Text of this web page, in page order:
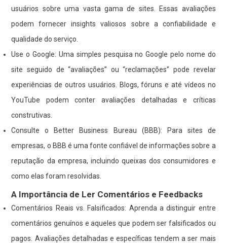
usuários sobre uma vasta gama de sites. Essas avaliações
podem fornecer insights valiosos sobre a confiabilidade e
qualidade do serviço.
Use o Google: Uma simples pesquisa no Google pelo nome do
site seguido de “avaliações” ou “reclamações” pode revelar
experiências de outros usuários. Blogs, fóruns e até vídeos no
YouTube podem conter avaliações detalhadas e críticas
construtivas.
Consulte o Better Business Bureau (BBB): Para sites de
empresas, o BBB é uma fonte confiável de informações sobre a
reputação da empresa, incluindo queixas dos consumidores e
como elas foram resolvidas.
A Importância de Ler Comentários e Feedbacks
Comentários Reais vs. Falsificados: Aprenda a distinguir entre
comentários genuínos e aqueles que podem ser falsificados ou
pagos. Avaliações detalhadas e específicas tendem a ser mais